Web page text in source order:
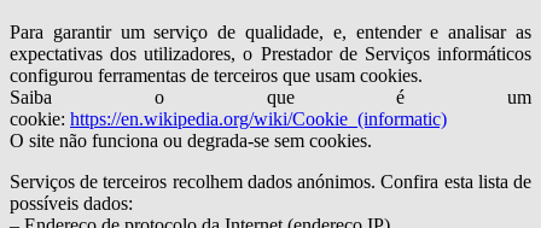
Para garantir um serviço de qualidade, e, entender e analisar as
expectativas dos utilizadores, o Prestador de Serviços informáticos
configurou ferramentas de terceiros que usam cookies.
Saiba o que é um
cookie: https://en.wikipedia.org/wiki/Cookie_(informatic)
O site não funciona ou degrada-se sem cookies.
Serviços de terceiros recolhem dados anónimos. Confira esta lista de
possíveis dados: